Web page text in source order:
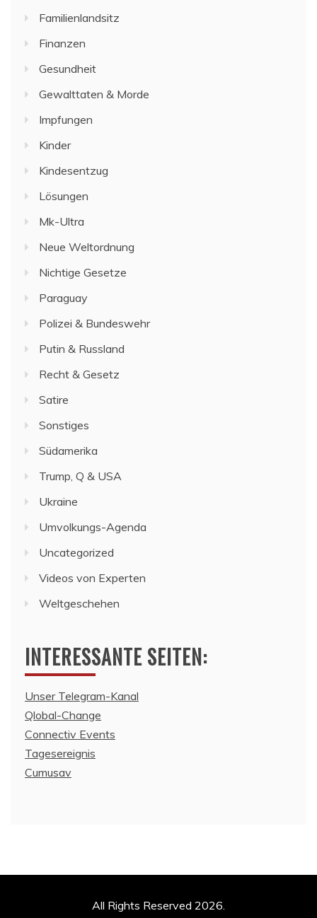
Familienlandsitz
Finanzen
Gesundheit
Gewalttaten & Morde
Impfungen
Kinder
Kindesentzug
Lösungen
Mk-Ultra
Neue Weltordnung
Nichtige Gesetze
Paraguay
Polizei & Bundeswehr
Putin & Russland
Recht & Gesetz
Satire
Sonstiges
Südamerika
Trump, Q & USA
Ukraine
Umvolkungs-Agenda
Uncategorized
Videos von Experten
Weltgeschehen
INTERESSANTE SEITEN:
Unser Telegram-Kanal
Qlobal-Change
Connectiv Events
Tagesereignis
Cumusav
All Rights Reserved 2026.